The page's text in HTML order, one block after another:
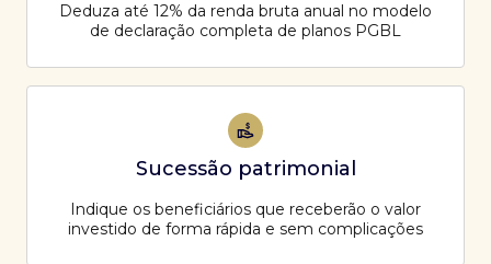
Deduza até 12% da renda bruta anual no modelo
de declaração completa de planos PGBL
Sucessão patrimonial
Indique os beneficiários que receberão o valor
investido de forma rápida e sem complicações